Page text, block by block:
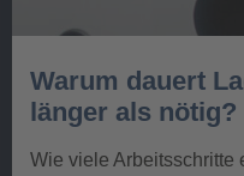
Warum dauert
länger als nötig?
Wie viele Arbeitsschritte